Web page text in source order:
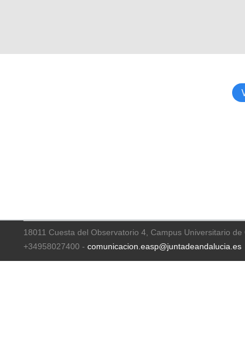
18011 Cuesta del Observatorio 4, Campus Universitario
+34958027400 - comunicacion.easp@juntadeandalucia.es